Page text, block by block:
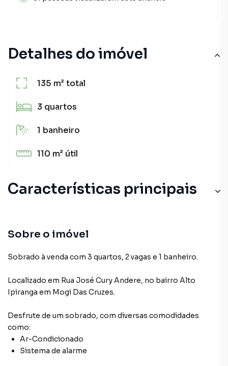
Detalhes do imóvel
135 m²total
3 quartos
1 banheiro
110 m² útil
Características principais
Sobre o imóvel
Sobrado à venda com 3 quartos, 2 vagas e 1 banheiro.
Localizado em Rua José Cury Andere, no bairro Alto
Ipiranga em Mogi Das Cruzes.
Desfrute de um sobrado, com diversas comodidades
como:
Ar-Condicionado
Sistema de alarme